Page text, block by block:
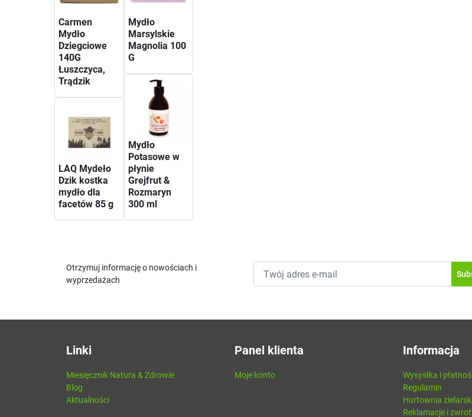
Carmen
Mydło
Dziegciowe
140G
Łuszczyca,
Trądzik
LAQ Mydeło
Dzik kostka
mydło dla
facetów 85 g
Mydło
Marsylskie
Magnolia 100
G
Mydło
Potasowe w
płynie
Grejfrut &
Rozmaryn
300 ml
Otrzymuj informację o nowościach i
wyprzedażach
Linki
Miesięcznik Natura & Zdrowie
Blog
Aktualności
Panel klienta
Moje konto
Informacja
Wysysłka i
Regulamin
Hurtownia
Reklamacje i